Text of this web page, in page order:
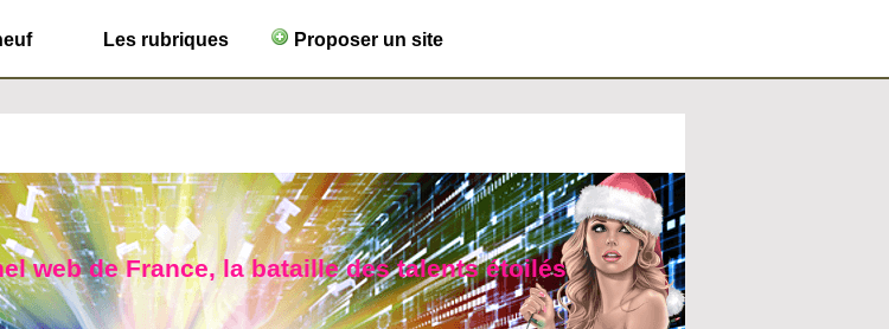
Les rubriques Proposer un site
web de France, la bataille des talents étoilés